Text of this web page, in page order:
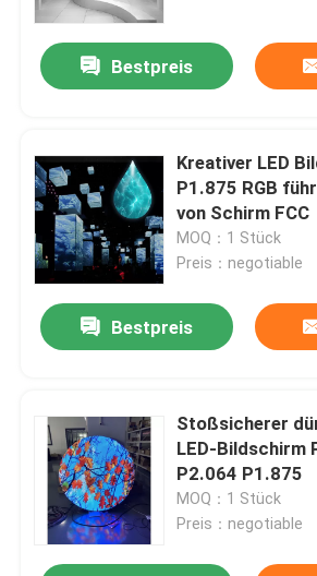
Bestpreis
Kreativer LED
P1.875 RGB
von Schirm FCC
MOQ：1 Stück
Preis：negotiable
Bestpreis
Stoßsicherer
LED-Bildschirm
P2.064 P1.875
MOQ：1 Stück
Preis：negotiable